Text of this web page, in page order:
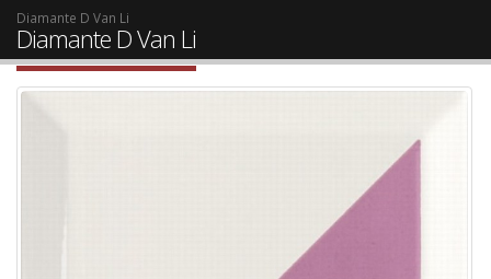
Diamante D Van Li
Diamante D Van Li